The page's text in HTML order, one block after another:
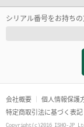
シリアル番号をお持ち
会社概要 個人情報保護
特定商取引法に基づく表記